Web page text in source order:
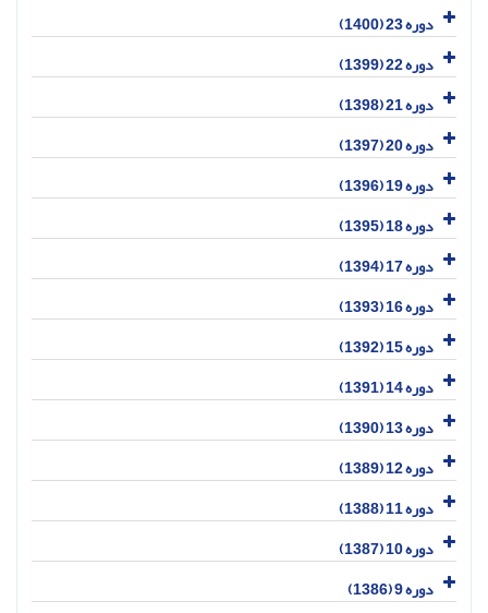
دوره 23 (1400)
دوره 22 (1399)
دوره 21 (1398)
دوره 20 (1397)
دوره 19 (1396)
دوره 18 (1395)
دوره 17 (1394)
دوره 16 (1393)
دوره 15 (1392)
دوره 14 (1391)
دوره 13 (1390)
دوره 12 (1389)
دوره 11 (1388)
دوره 10 (1387)
دوره 9 (1386)